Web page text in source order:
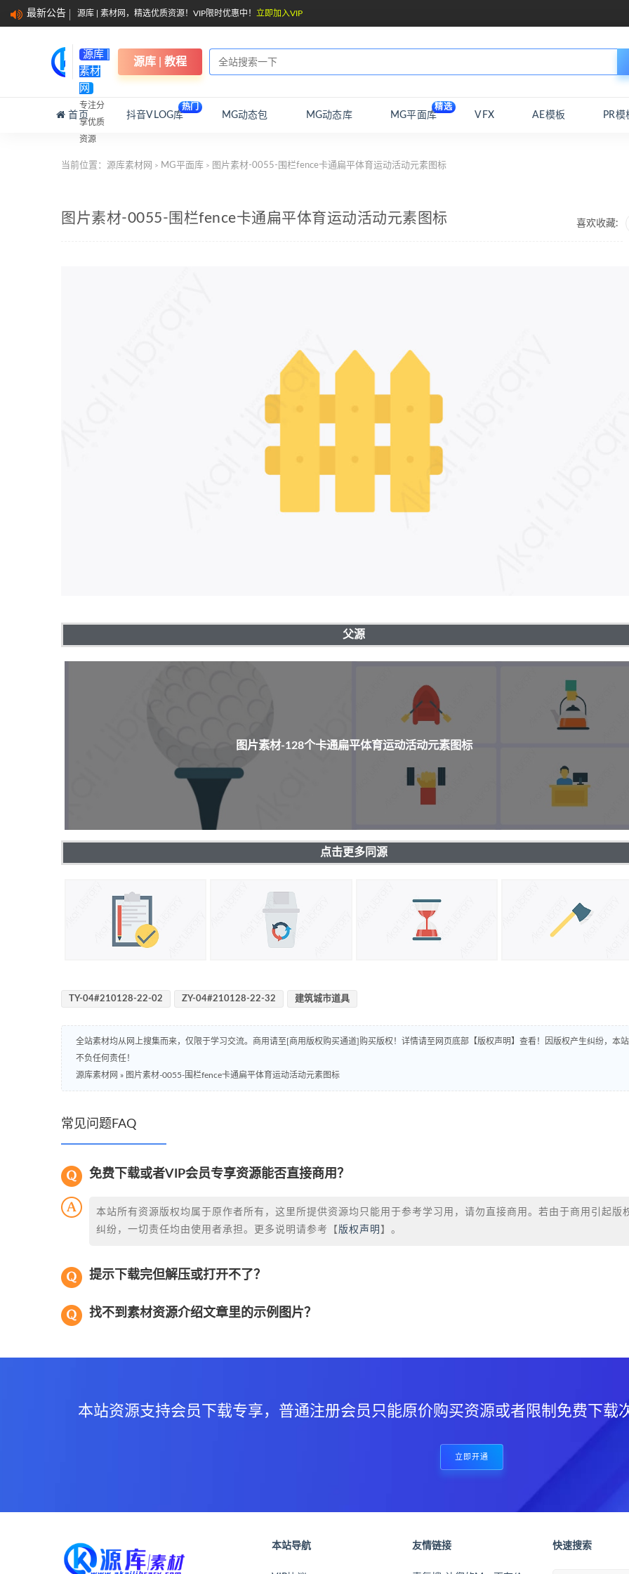
最新公告 源库 | 素材网，精选优质资源！VIP限时优惠中！ 立即加入VIP
源库 |
素材
网
专注分
享优质
资源
源库 | 教程
首页 抖音VLOG库
热门
MG动态包 MG动态库 MG平面库
精选
VFX AE模板 PR模
当前位置： 源库素材网 > MG平面库 > 图片素材-0055-围栏fence卡通扁平体育运动活动元素图标
喜欢收藏:
图片素材-0055-围栏fence卡通扁平体育运动活动元素图标
父源
图片素材-128个卡通扁平体育运动活动元素图标
点击更多同源
TY-04#210128-22-02 ZY-04#210128-22-32 建筑城市道具
全站素材均从网上搜集而来，仅限于学习交流。商用请至[商用版权购买通道]购买版权！详情请至网页底部【版权声明】查看！因版权产生纠纷，本站
不负任何责任！
源库素材网 » 图片素材-0055-围栏fence卡通扁平体育运动活动元素图标
常见问题FAQ
免费下载或者VIP会员专享资源能否直接商用？
本站所有资源版权均属于原作者所有，这里所提供资源均只能用于参考学习用，请勿直接商用。若由于商用引起版
纠纷，一切责任均由使用者承担。更多说明请参考【 版权声明 】。
提示下载完但解压或打开不了？
找不到素材资源介绍文章里的示例图片？
本站资源支持会员下载专享，普通注册会员只能原价购买资源或者限制免费下载
立即开通
本站导航 友情链接 快速搜索